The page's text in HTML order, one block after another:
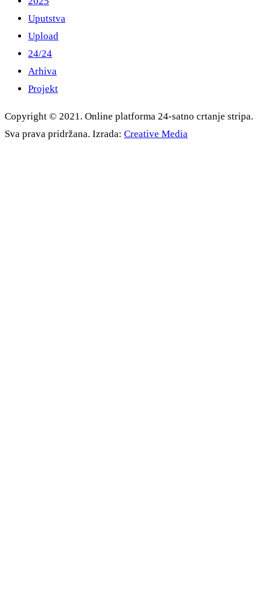
Uputstva
Upload
24/24
Arhiva
Projekt
Copyright © 2021. Online platforma 24-satno crtanje stripa.
Sva prava pridržana. Izrada: Creative Media